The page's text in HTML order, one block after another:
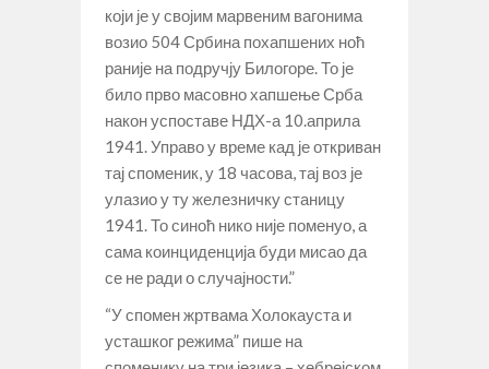
који је у својим марвеним вагонима
возио 504 Србина похапшених ноћ
раније на подручју Билогоре. То је
било прво масовно хапшење Срба
након успоставе НДХ-а 10.априла
1941. Управо у време кад је откриван
тај споменик, у 18 часова, тај воз је
улазио у ту железничку станицу
1941. То синоћ нико није поменуо, а
сама коинциденција буди мисао да
се не ради о случајности.”
“У спомен жртвама Холокауста и
усташког режима” пише на